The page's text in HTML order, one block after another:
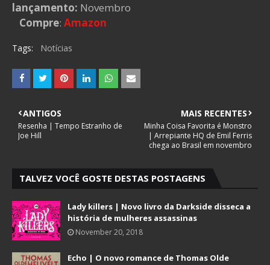
lançamento: Novembro
Compre: Amazon
Tags: Notícias
MAIS RECENTES
Minha Coisa Favorita é Monstro
| Arrepiante HQ de Emil Ferris
chega ao Brasil em novembro
ANTIGOS
Resenha | Tempo Estranho de
Joe Hill
TALVEZ VOCÊ GOSTE DESTAS POSTAGENS
Lady killers | Novo livro da Darkside disseca a
história de mulheres assassinas
November 20, 2018
Echo | O novo romance de Thomas Olde